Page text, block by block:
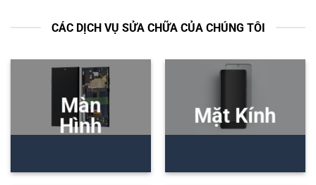
CÁC DỊCH VỤ SỬA CHỮA CỦA CHÚNG TÔI
Màn
Hình
Mặt Kính